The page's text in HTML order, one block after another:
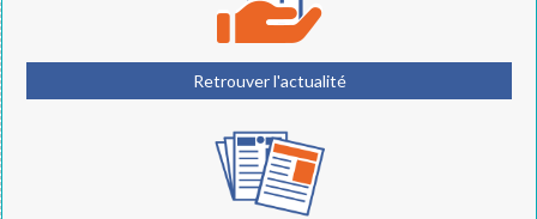
Retrouver l'actualité